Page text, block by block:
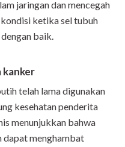
jaringan dan mencegah
kondisi ketika sel tubuh
baik.
kanker
telah lama digunakan
kesehatan penderita
menunjukkan bahwa
dapat menghambat